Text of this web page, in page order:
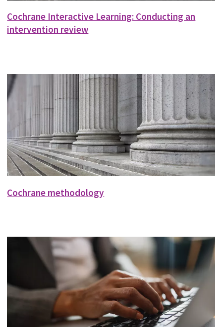
Cochrane Interactive Learning: Conducting an
intervention review
Cochrane methodology